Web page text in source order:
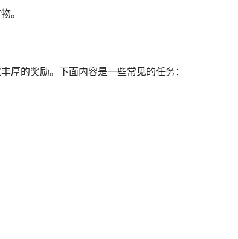
。
厚的奖励。下面内容是一些常见的任务：